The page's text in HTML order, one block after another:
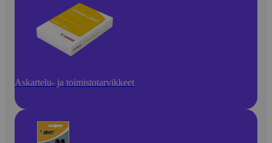
Askartelu- ja toimistotarvikkeet